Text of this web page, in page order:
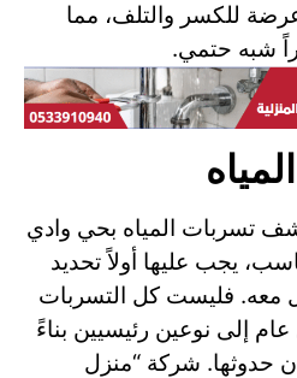
للكسر والتلف، مما
شبه حتمي.
تسربات المياه بحي وادي
يجب عليها أولاً تحديد
معه. فليست كل التسربات
إلى نوعين رئيسيين بناءً
حدوثها. شركة “منزل